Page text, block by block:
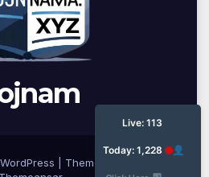
Theme: Newsup by
ئێستا: ١١٣
ئه‌مرۆ: ١,٢٢٨